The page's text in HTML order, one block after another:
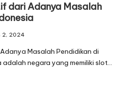
dari Adanya Masalah
2, 2024
Masalah Pendidikan di
negara yang memiliki slot…